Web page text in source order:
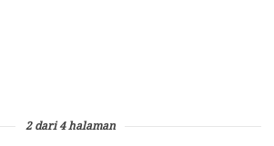
2 dari 4 halaman